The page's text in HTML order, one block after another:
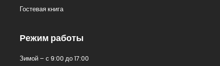
Гостевая книга
Режим работы
Зимой – с 9:00 до 17:00